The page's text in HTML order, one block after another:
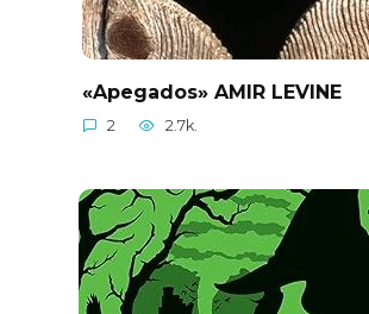
«Apegados» AMIR LEVINE
2 2.7k.